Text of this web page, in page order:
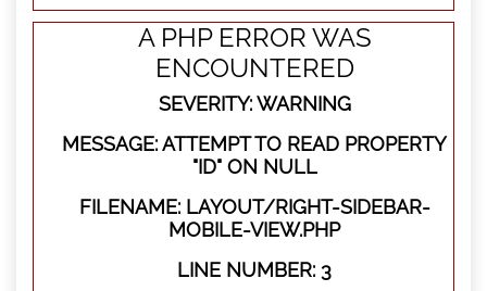
A PHP ERROR WAS
ENCOUNTERED
SEVERITY: WARNING
MESSAGE: ATTEMPT TO READ PROPERTY
"ID" ON NULL
FILENAME: LAYOUT/RIGHT-SIDEBAR-
MOBILE-VIEW.PHP
LINE NUMBER: 3